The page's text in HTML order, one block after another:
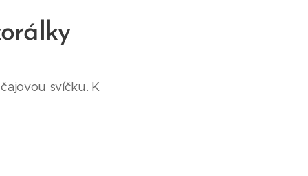
svíčku. K